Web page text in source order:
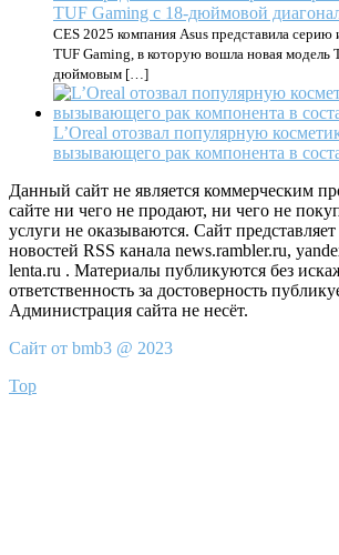
TUF Gaming с 18-дюймовой
CES 2025 компания Asus представила серию
TUF Gaming, в которую вошла новая модель
дюймовым […]
L’Oreal отозвал популярную
вызывающего рак компонента в
Данный сайт не является коммерческим
сайте ни чего не продают, ни чего не
услуги не оказываются. Сайт
новостей RSS канала news.rambler.ru,
lenta.ru . Материалы публикуются без
ответственность за достоверность
Администрация сайта не несёт.
Сайт от bmb3 @ 2023
Top